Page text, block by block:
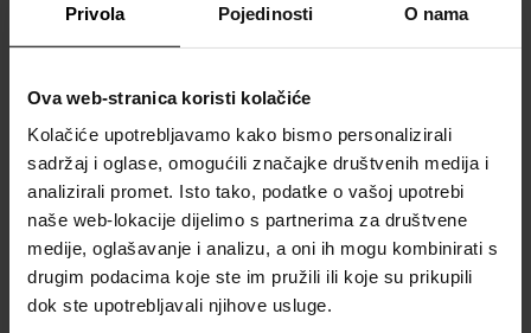
Privola Pojedinosti O nama
Ova web-stranica koristi kolačiće
Kolačiće upotrebljavamo kako bismo personalizirali
sadržaj i oglase, omogućili značajke društvenih medija i
analizirali promet. Isto tako, podatke o vašoj upotrebi
naše web-lokacije dijelimo s partnerima za društvene
medije, oglašavanje i analizu, a oni ih mogu kombinirati s
drugim podacima koje ste im pružili ili koje su prikupili
dok ste upotrebljavali njihove usluge.
Kalkulatori za izračun krova
Naručite besplatan izračun materijala
Naručite besplatan uzorak crijepa
How to video sadržaj
Katalozi, brošure i tehnička